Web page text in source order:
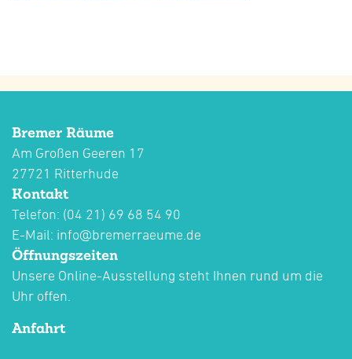
Bremer Räume
Am Großen Geeren 17
27721 Ritterhude
Kontakt
Telefon: (04 21) 69 68 54 90
E-Mail: info@bremerraeume.de
Öffnungszeiten
Unsere Online-Ausstellung steht Ihnen rund um die
Uhr offen.
Anfahrt